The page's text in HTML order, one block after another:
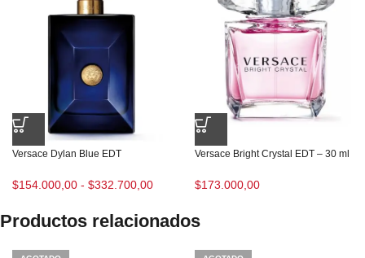
Versace Dylan Blue EDT
$154.000,00 - $332.700,00
Versace Bright Crystal EDT – 30 ml
$173.000,00
Productos relacionados